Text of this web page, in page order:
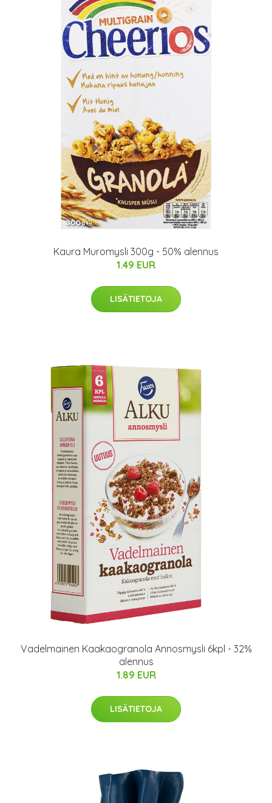
Kaura Muromysli 300g - 50% alennus
1.49 EUR
LISÄTIETOJA
Vadelmainen Kaakaogranola Annosmysli 6kpl - 32%
alennus
1.89 EUR
LISÄTIETOJA